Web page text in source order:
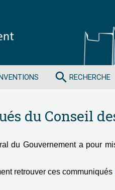
search RECHERCHE
du Conseil
du Gouvernement a pour
retrouver ces communiqués